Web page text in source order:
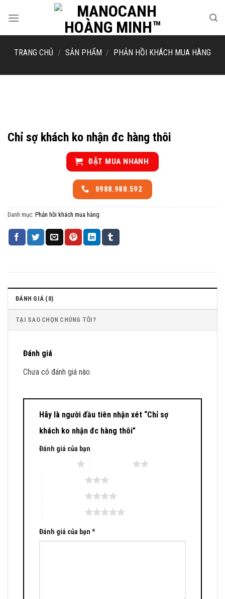
TRANG CHỦ / SẢN PHẨM / PHẢN HỒI KHÁCH MUA HÀNG
Chỉ sợ khách ko nhận đc hàng thôi
ĐẶT MUA NHANH
0988.988.592
Danh mục: Phản hồi khách mua hàng
ĐÁNH GIÁ (0)
TẠI SAO CHỌN CHÚNG TÔI?
Đánh giá
Chưa có đánh giá nào.
Hãy là người đầu tiên nhận xét “Chỉ sợ
khách ko nhận đc hàng thôi”
Đánh giá của bạn
Đánh giá của bạn *